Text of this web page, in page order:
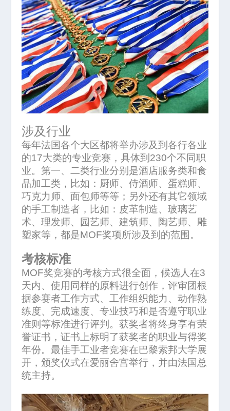
涉及行业
每年法国各个大区都将举办涉及到各行各业
的17大类的专业竞赛，具体到 230个不同职
业。第一、二类行业分别是酒店服务类和食
品加工类，比如：厨师、侍酒师、蛋糕师、
巧克力师、面包师等等；另外还有其它领域
的手工制造者，比如：皮革制造、玻璃艺
术、理发师、园艺师、建筑师、陶艺师、雕
塑家等，都是MOF奖项所涉及到的范围。
考核标准
MOF奖竞赛的考核方式很全面，候选人在3
天内、使用同样的原料进行创作，评审团根
据参赛者工作方式、工作组织能力、动作熟
练度、完成速度、专业技巧和是否遵守职业
准则等标准进行评判。获奖者将终身享有荣
誉证书，证书上标明了获奖者的职业与得奖
年份。最佳手工业者竞赛在巴黎索邦大学展
开，颁奖仪式在爱丽舍宫举行，并由法国总
统主持。